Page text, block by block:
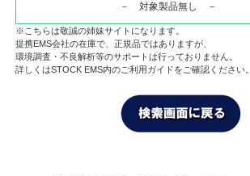
－ 対象製品無し －
※こちらは敬誠の姉妹サイトになります。
提携EMS会社の在庫で、正規品ではありますが、
環境調査・不良解析等のサポートは行っておりません。
詳しくはSTOCK EMS内のご利用ガイドをご確認ください。